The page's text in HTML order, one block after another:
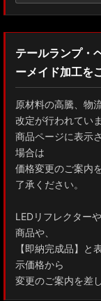
テールランプ・
ーメイド加工を
原材料の高騰、物
改定が行われていま
商品ページに表示
場合は
価格変更のご案内
了承ください。
LEDリフレクター
商品や、
【即納完成品】
示価格から
変更のご案内を差